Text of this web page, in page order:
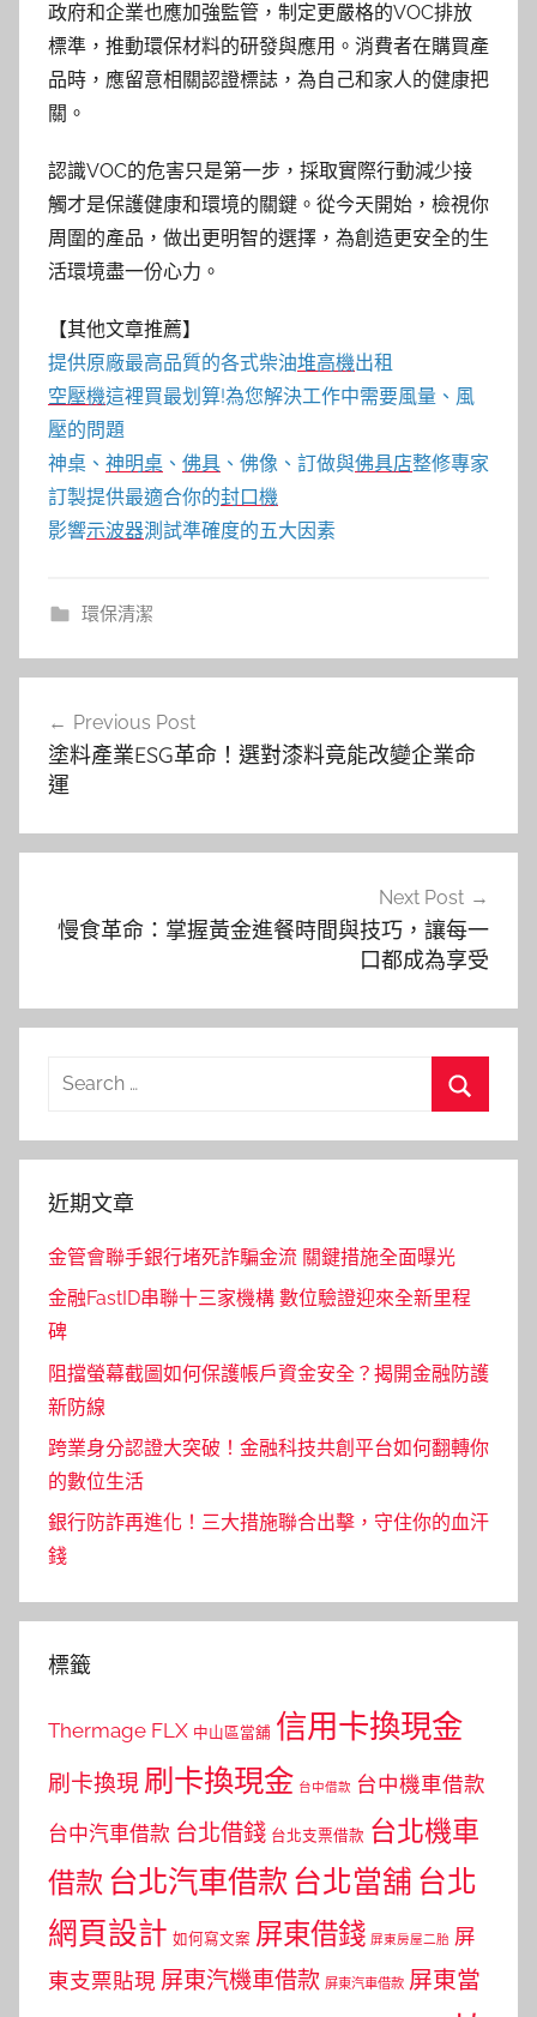
政府和企業也應加強監管，制定更嚴格的VOC排放
標準，推動環保材料的研發與應用。消費者在購買產
品時，應留意相關認證標誌，為自己和家人的健康把
關。
認識VOC的危害只是第一步，採取實際行動減少接
觸才是保護健康和環境的關鍵。從今天開始，檢視你
周圍的產品，做出更明智的選擇，為創造更安全的生
活環境盡一份心力。
【其他文章推薦】
提供原廠最高品質的各式柴油堆高機出租
空壓機這裡買最划算!為您解決工作中需要風量、風
壓的問題
神桌、 神明桌 、 佛具 、佛像、訂做與佛具店整修專家
訂製提供最適合你的封口機
影響示波器測試準確度的五大因素
環保清潔
導
覽
Previous Post
塗料產業ESG革命！選對漆料竟能改變企業命
運
Next Post
慢食革命：掌握黃金進餐時間與技巧，讓每一
口都成為享受
Search
近期文章
金管會聯手銀行堵死詐騙金流 關鍵措施全面曝光
金融FastID串聯十三家機構 數位驗證迎來全新里程
碑
阻擋螢幕截圖如何保護帳戶資金安全？揭開金融防護
新防線
跨業身分認證大突破！金融科技共創平台如何翻轉你
的數位生活
銀行防詐再進化！三大措施聯合出擊，守住你的血汗
錢
標籤
Thermage FLX 中山區當舖 信用卡換現金
刷卡換現 刷卡換現金 台中借款 台中機車借款
台中汽車借款 台北借錢 台北支票借款 台北機車
借款 台北汽車借款 台北當舖 台北
網頁設計 如何寫文案 屏東借錢 屏東房屋二胎 屏
東支票貼現 屏東汽機車借款 屏東汽車借款 屏東當